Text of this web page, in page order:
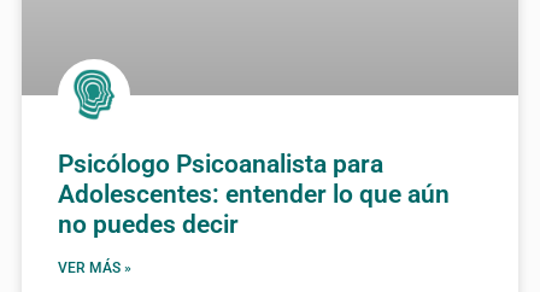
Psicólogo Psicoanalista para
Adolescentes: entender lo que aún
no puedes decir
VER MÁS »